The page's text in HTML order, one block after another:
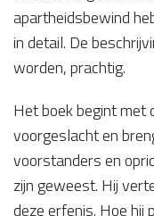
apartheidsbewind
in detail. De
worden, prachtig.
Het boek begint met
voorgeslacht en
voorstanders en
zijn geweest. Hij
deze erfenis. Hoe hij